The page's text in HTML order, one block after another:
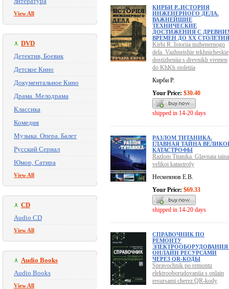
View All
DVD
Детектив, Боевик
Детское Кино
Документальное Кино
Драма. Мелодрама
Классика
Комедия
Музыка. Опера. Балет
Русский Сериал
Юмор, Сатира
View All
CD
Audio CD
View All
Audio Books
Audio Books
View All
КИРБИ Р..ИСТОРИЯ
ИНЖЕНЕРНОГО ДЕЛА.
ВАЖНЕЙШИЕ
ТЕХНИЧЕСКИЕ
ДОСТИЖЕНИЯ С
ВРЕМЕН ДО ХХ СТОЛЕТИЯ
Kirbi R..Istoriia inzhenernogo
dela. Vazhneishie tekhnicheskie
dostizheniia s drevnikh vremen
do KhKh stoletiia
Кирби Р.
Your Price: $30.40
shipped in 14-20 days
РАЗЛОМ ТИТАНИКА.
ГЛАВНАЯ ТАЙНА
КАТАСТРОФЫ
Razlom Titanika. Glavnaia taina
velikoi katastrofy
Несмеянов Е.В.
Your Price: $69.33
shipped in 14-20 days
СПРАВОЧНИК ПО
РЕМОНТУ
ЭЛЕКТРООБОРУДОВАНИЯ
ОНЛАЙН РЕСУРСАМИ
ЧЕРЕЗ QR-КОДЫ
Spravochnik po remontu
elektrooborudovaniia s onlain
resursami cherez QR-kody